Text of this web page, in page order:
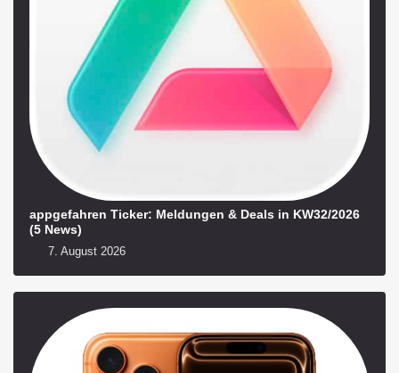
appgefahren Ticker: Meldungen & Deals in KW32/2026
(5 News)
7. August 2026